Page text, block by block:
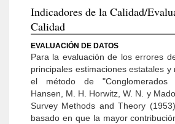
Indicadores de la Calidad/
Calidad
EVALUACIÓN DE DATOS
Para la evaluación de los errores
principales estimaciones estatales y
el método de "Conglomerados
Hansen, M. H. Horwitz, W. N. y
Survey Methods and Theory
basado en que la mayor